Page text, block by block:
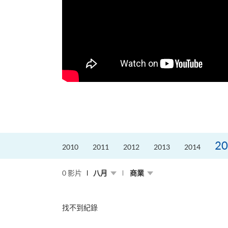
2010 2011 2012 2013 2014
0 影片 八月 商業
找不到紀錄